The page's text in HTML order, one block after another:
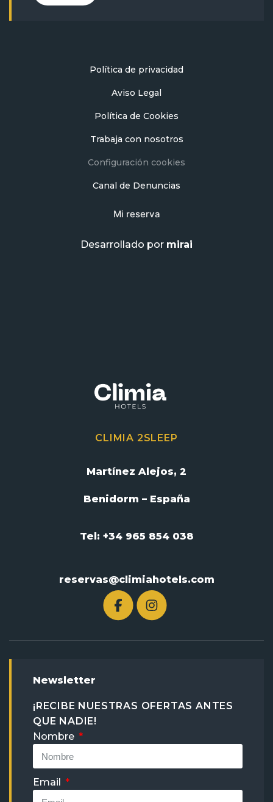
Política de privacidad
Aviso Legal
Política de Cookies
Trabaja con nosotros
Configuración cookies
Canal de Denuncias
Mi reserva
Desarrollado por mirai
CLIMIA 2SLEEP
Martínez Alejos, 2
Benidorm – España
Tel: +34 965 854 038
reservas@climiahotels.com
Newsletter
¡RECIBE NUESTRAS OFERTAS ANTES
QUE NADIE!
Nombre
Email